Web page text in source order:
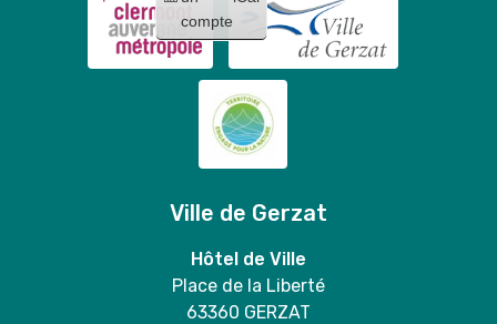
compte
Ville de Gerzat
Hôtel de Ville
Place de la Liberté
63360 GERZAT